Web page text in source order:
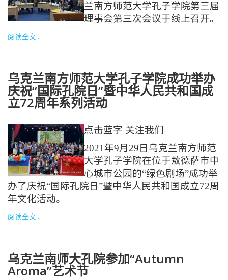
兰南方师范大学孔子学院第三届
理事会第三次会议于线上召开。
阅读全文...
乌克兰南方师范大学孔子学院成功举办
庆祝“国际孔院日”暨中华人民共和国成
立72周年系列活动
点击蓝字 关注我们
2021年9月29日乌克兰南方师范
大学孔子学院在位于敖德萨市中
心城市公园的“绿色剧场”成功举
办了庆祝“国际孔院日”暨中华人民共和国成立72周
年文化活动。
阅读全文...
乌克兰南师大孔院参加“Autumn
Aroma”艺术节